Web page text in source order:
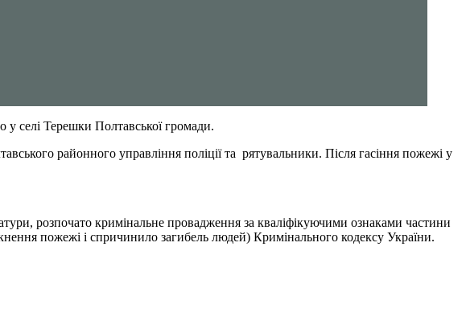
у селі Терешки Полтавської громади.
районного управління поліції та рятувальники. Після гасіння пожежі у
розпочато кримінальне провадження за кваліфікуючими ознаками частини
пожежі і спричинило загибель людей) Кримінального кодексу України.